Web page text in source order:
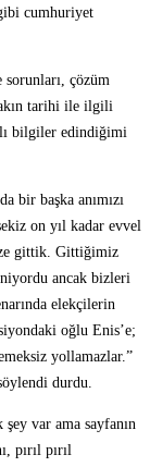
cumhuriyet
çözüm
tarihi ile ilgili
bilgiler edindiğimi
bir başka anımızı
on yıl kadar evvel
gittik. Gittiğimiz
ancak bizleri
elekçilerin
oğlu Enis’e;
yollamazlar.”
durdu.
var ama sayfanın
pırıl pırıl